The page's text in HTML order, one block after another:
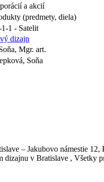
a akcií
(predmety, diela)
1 - Satelit
dizajn
Mgr. art.
Soňa
– Jakubovo námestie 12,
dizajnu v Bratislave , Všetky